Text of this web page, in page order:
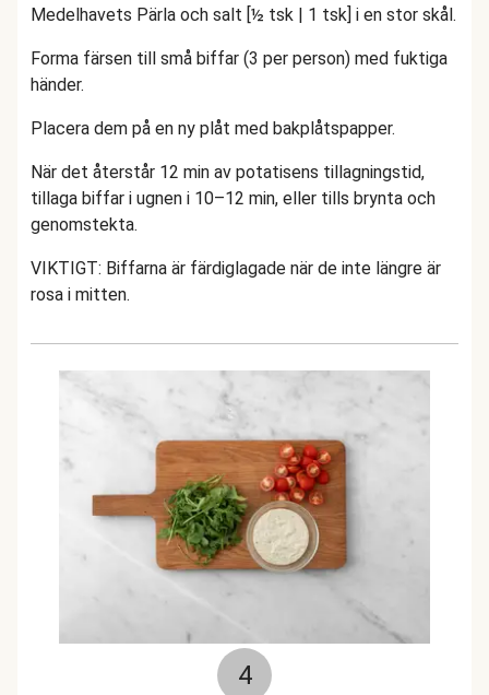
Medelhavets Pärla och salt [½ tsk | 1 tsk] i en stor skål.
Forma färsen till små biffar (3 per person) med fuktiga
händer.
Placera dem på en ny plåt med bakplåtspapper.
När det återstår 12 min av potatisens tillagningstid,
tillaga biffar i ugnen i 10–12 min, eller tills brynta och
genomstekta.
VIKTIGT: Biffarna är färdiglagade när de inte längre är
rosa i mitten.
4